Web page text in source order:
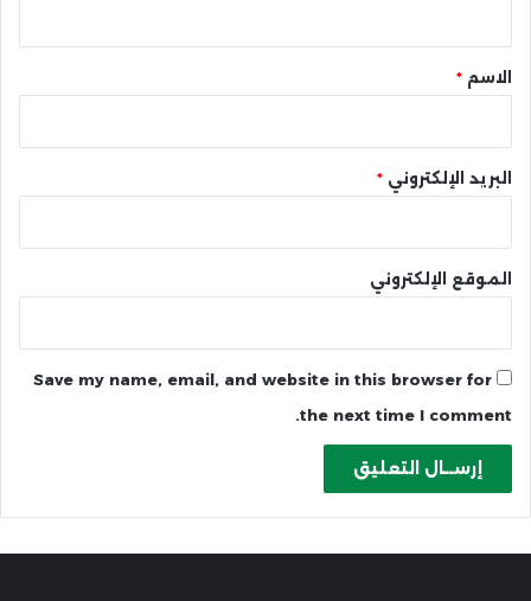
* الاسم *
البريد الإلكتروني *
الموقع الإلكتروني
Save my name, email, and website in this browser for
the next time I comment.